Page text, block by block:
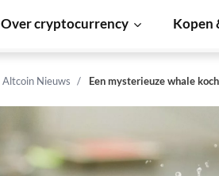
Over cryptocurrency Kopen
Altcoin Nieuws Een mysterieuze whale